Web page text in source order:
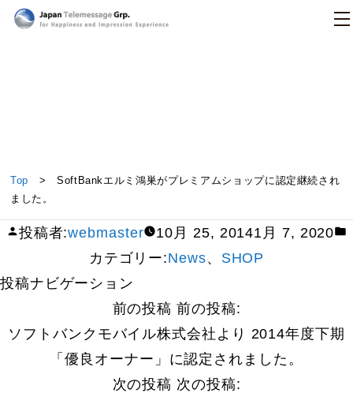
SoftBankエルミ鴻巣がプレミアムショップに認定継
続されました。
Top > SoftBankエルミ鴻巣がプレミアムショップに認定継続され
ました。
投稿者:webmaster 10月 25, 20141月 7, 2020
カテゴリー:News、 SHOP
投稿ナビゲーション
前の投稿 前の投稿:
ソフトバンクモバイル株式会社より 2014年度下期
「優良オーナー」に認定されました。
次の投稿 次の投稿: